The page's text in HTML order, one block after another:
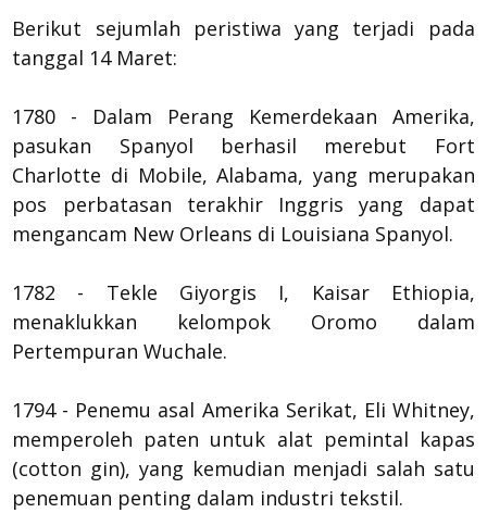
Berikut sejumlah peristiwa yang terjadi pada
tanggal 14 Maret:
1780 - Dalam Perang Kemerdekaan Amerika,
pasukan Spanyol berhasil merebut Fort
Charlotte di Mobile, Alabama, yang merupakan
pos perbatasan terakhir Inggris yang dapat
mengancam New Orleans di Louisiana Spanyol.
1782 - Tekle Giyorgis I, Kaisar Ethiopia,
menaklukkan kelompok Oromo dalam
Pertempuran Wuchale.
1794 - Penemu asal Amerika Serikat, Eli Whitney,
memperoleh paten untuk alat pemintal kapas
(cotton gin), yang kemudian menjadi salah satu
penemuan penting dalam industri tekstil.